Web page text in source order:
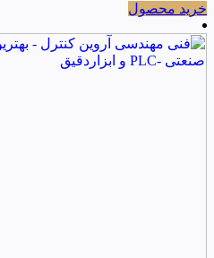
خرید محصول